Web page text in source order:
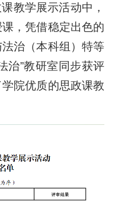
教学展示活动中，
，凭借稳定出色的
治（本科组）特等
治”教研室同步获评
院优质的思政课教